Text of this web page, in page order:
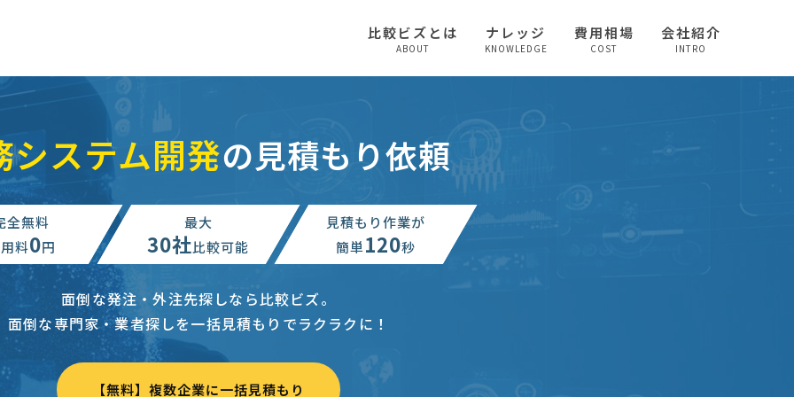
比較ビズとは
ABOUT
ナレッジ
KNOWLEDGE
費用相場
COST
会社紹介
INTRO
システム開発の見積もり依頼
全無料
料0円
最大
30社比較可能
見積もり作業が
簡単120秒
面倒な発注・外注先探しなら比較ビズ。
面倒な専門家・業者探しを一括見積もりでラクラクに！
【無料】複数企業に一括見積もり